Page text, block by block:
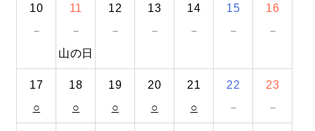
10
－
11
－
山の日
12
－
13
－
14
－
15
－
16
－
17
○
18
○
19
○
20
○
21
○
22
－
23
－